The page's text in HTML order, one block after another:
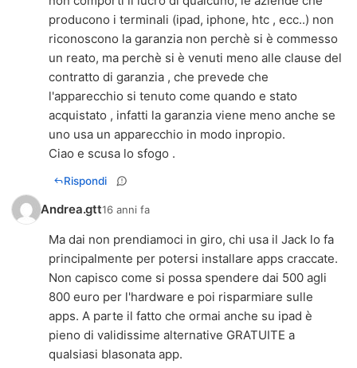
producono i terminali (ipad, iphone, htc , ecc..) non
riconoscono la garanzia non perchè si è commesso
un reato, ma perchè si è venuti meno alle clause del
contratto di garanzia , che prevede che
l'apparecchio si tenuto come quando e stato
acquistato , infatti la garanzia viene meno anche se
uno usa un apparecchio in modo inpropio.
Ciao e scusa lo sfogo .
Rispondi
Andrea.gtt16 anni fa
Ma dai non prendiamoci in giro, chi usa il Jack lo fa
principalmente per potersi installare apps craccate.
Non capisco come si possa spendere dai 500 agli
800 euro per l'hardware e poi risparmiare sulle
apps. A parte il fatto che ormai anche su ipad è
pieno di validissime alternative GRATUITE a
qualsiasi blasonata app.